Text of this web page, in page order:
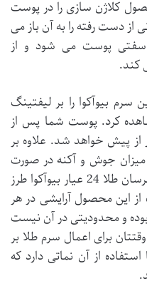
کلاژن سازی را در پوست
دست رفته را به آن باز می
سفتی پوست می شود و از
کند.
سرم بیوآکوا را بر لیفتینگ
کرد. پوست شما پس از
پیش خواهد شد. علاوه بر
جوش و آکنه در صورت
شما نیز به حداقل می رسد. سرم آبرسان طلا 24 عیار بیوآکوا طرز
از این محصول آرایشی در هر
بوده و محدودیتی در آن نیست
برای اعمال سرم طلا بر
از آن نماتی دارد که